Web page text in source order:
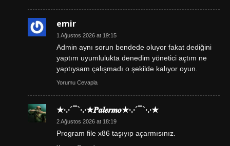
emir
1 Ağustos 2026 at 19:15
Admin aynı sorun bendede oluyor fakat dediğini
yaptım uyumlulukta denedim yönetici açtım ne
yaptıysam çalışmadı o şekilde kalıyor oyun.
Yorumu Cevapla
★·.·´¯`·.·★𝑷𝒂𝒍𝒆𝒓𝒎𝒐★·.·´¯`·.·★
2 Ağustos 2026 at 18:19
Program file x86 taşıyıp açarmısınız.